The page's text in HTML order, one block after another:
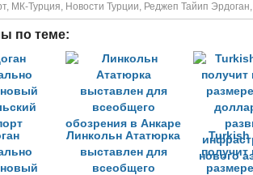
, МК-Турция, Новости Турции, Реджеп Тайип Эрдоган,
по теме:
Линкольн Ататюрка
выставлен для
всеобщего
Turkish
получит